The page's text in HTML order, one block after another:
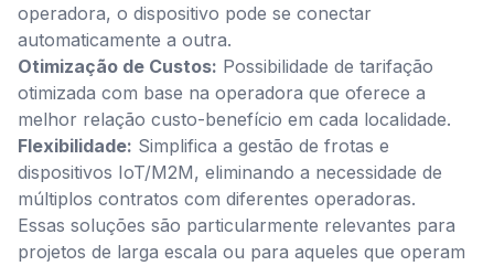
operadora, o dispositivo pode se conectar
automaticamente a outra.
Otimização de Custos: Possibilidade de tarifação
otimizada com base na operadora que oferece a
melhor relação custo-benefício em cada localidade.
Flexibilidade: Simplifica a gestão de frotas e
dispositivos IoT/M2M, eliminando a necessidade de
múltiplos contratos com diferentes operadoras.
Essas soluções são particularmente relevantes para
projetos de larga escala ou para aqueles que operam